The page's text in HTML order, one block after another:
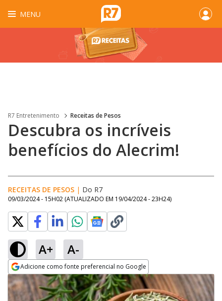
MENU
R7 Entretenimento Receitas de Pesos
Descubra os incríveis
benefícios do Alecrim!
RECEITAS DE PESOS | Do R7
09/03/2024 - 15H02 (ATUALIZADO EM 19/04/2024 - 23H24)
A+ A-
Adicione como fonte preferencial no Google
Opens in new window